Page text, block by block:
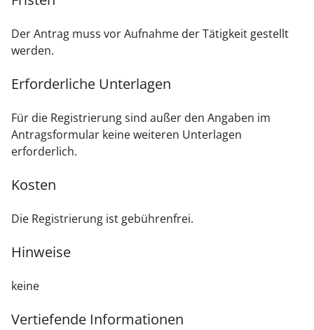
Der Antrag muss vor Aufnahme der Tätigkeit gestellt
werden.
Erforderliche Unterlagen
Für die Registrierung sind außer den Angaben im
Antragsformular keine weiteren Unterlagen
erforderlich.
Kosten
Die Registrierung ist gebührenfrei.
Hinweise
keine
Vertiefende Informationen